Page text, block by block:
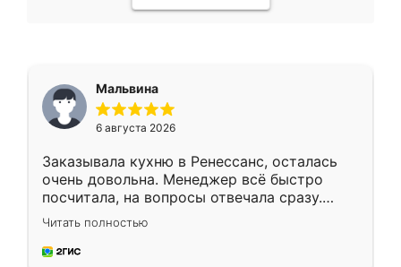
Мальвина
6 августа 2026
Заказывала кухню в Ренессанс, осталась
очень довольна. Менеджер всё быстро
посчитала, на вопросы отвечала сразу.
Замерщик приехал в субботу, подошёл к
делу со всей ответственностью. Собрали
за день, ребята работали аккуратно, даже
Читать полностью